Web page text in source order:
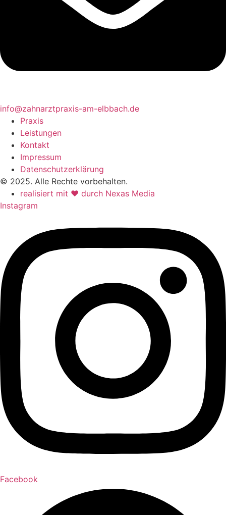
info@zahnarztpraxis-am-elbbach.de
Praxis
Leistungen
Kontakt
Impressum
Datenschutzerklärung
© 2025. Alle Rechte vorbehalten.
realisiert mit ♥ durch Nexas Media
Instagram
Facebook